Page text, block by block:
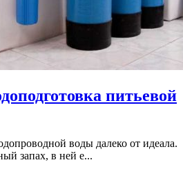
питьевой
воды далеко от идеала.
запах, в ней е...